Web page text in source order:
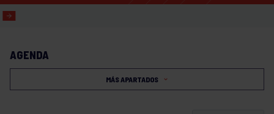
AGENDA
MÁS APARTADOS